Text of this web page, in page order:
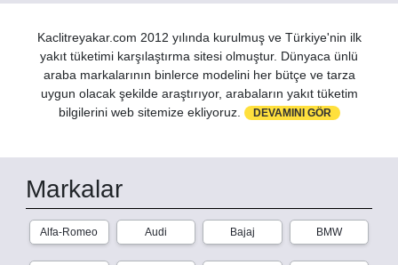
Kaclitreyakar.com 2012 yılında kurulmuş ve Türkiye'nin ilk
yakıt tüketimi karşılaştırma sitesi olmuştur. Dünyaca ünlü
araba markalarının binlerce modelini her bütçe ve tarza
uygun olacak şekilde araştırıyor, arabaların yakıt tüketim
bilgilerini web sitemize ekliyoruz.
DEVAMINI GÖR
Markalar
Alfa-Romeo Audi Bajaj BMW